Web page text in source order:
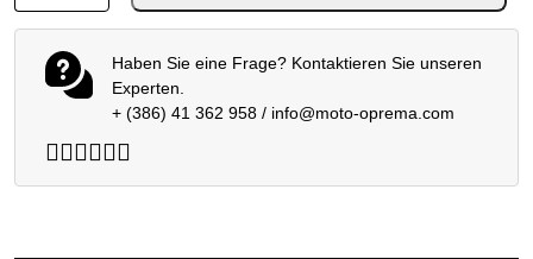
Haben Sie eine Frage? Kontaktieren Sie unseren
Experten.
+ (386) 41 362 958/ info@moto-oprema.com